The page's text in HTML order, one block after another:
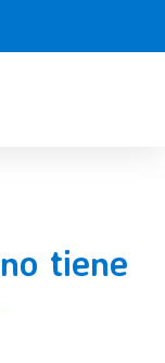
tiene